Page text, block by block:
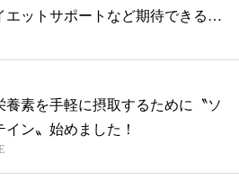
エットサポートなど期待できる効
養素を手軽に摂取するために〝ソ
イン〟始めました！